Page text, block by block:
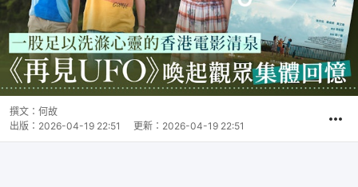
撰文： 何故
出版： 2026-04-19 22:51 更新： 2026-04-19 22:51